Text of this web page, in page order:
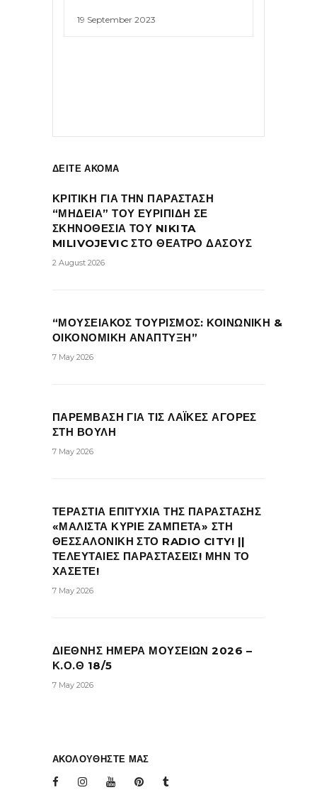
19 September 2023
ΔΕΙΤΕ ΑΚΟΜΑ
ΚΡΙΤΙΚΗ ΓΙΑ ΤΗΝ ΠΑΡΑΣΤΑΣΗ
“ΜΗΔΕΙΑ” ΤΟΥ ΕΥΡΙΠΙΔΗ ΣΕ
ΣΚΗΝΟΘΕΣΙΑ ΤΟΥ NIKITA
MILIVOJEVIC ΣΤΟ ΘΕΑΤΡΟ ΔΑΣΟΥΣ
2 August 2026
“ΜΟΥΣΕΙΑΚΟΣ ΤΟΥΡΙΣΜΟΣ: ΚΟΙΝΩΝΙΚΗ &
ΟΙΚΟΝΟΜΙΚΗ ΑΝΑΠΤΥΞΗ”
7 May 2026
ΠΑΡΕΜΒΑΣΗ ΓΙΑ ΤΙΣ ΛΑΪΚΕΣ ΑΓΟΡΕΣ
ΣΤΗ ΒΟΥΛΗ
7 May 2026
ΤΕΡΑΣΤΙΑ ΕΠΙΤΥΧΙΑ ΤΗΣ ΠΑΡΑΣΤΑΣΗΣ
«ΜΑΛΙΣΤΑ ΚΥΡΙΕ ΖΑΜΠΕΤΑ» ΣΤΗ
ΘΕΣΣΑΛΟΝΙΚΗ ΣΤΟ RADIO CITY! ||
ΤΕΛΕΥΤΑΙΕΣ ΠΑΡΑΣΤΑΣΕΙΣ! ΜΗΝ ΤΟ
ΧΑΣΕΤΕ!
7 May 2026
ΔΙΕΘΝΗΣ ΗΜΕΡΑ ΜΟΥΣΕΙΩΝ 2026 –
Κ.Ο.Θ 18/5
7 May 2026
ΑΚΟΛΟΥΘΗΣΤΕ ΜΑΣ